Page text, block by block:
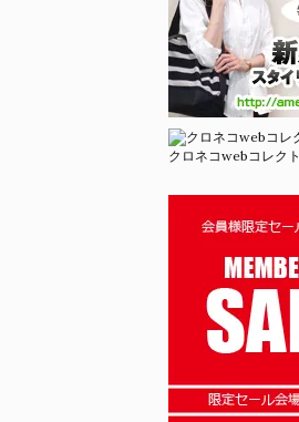
クロネコwebコレクト